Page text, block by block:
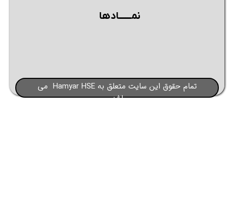
تمام حقوق این سایت متعلق به Hamyar HSE می
باشد​​​​​​​
نمــــــادها